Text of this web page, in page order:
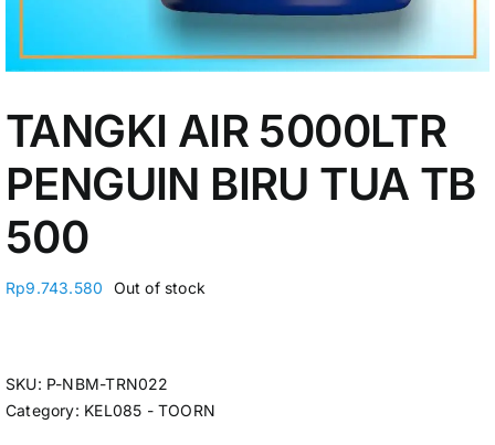
TANGKI AIR 5000LTR
PENGUIN BIRU TUA TB
500
Rp9.743.580 Out of stock
SKU: P-NBM-TRN022
Category: KEL085 - TOORN